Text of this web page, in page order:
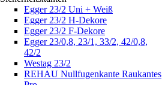
Egger 23/2 Uni + Weiß
Egger 23/2 H-Dekore
Egger 23/2 F-Dekore
Egger 23/0,8, 23/1, 33/2, 42/0,8,
42/2
Westag 23/2
REHAU Nullfugenkante Raukantes